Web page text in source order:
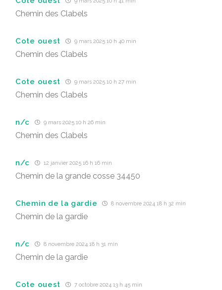
Chemin des Clabels
Cote ouest 9 mars 2025 10 h 40 min
Chemin des Clabels
Cote ouest 9 mars 2025 10 h 27 min
Chemin des Clabels
n/c 9 mars 2025 10 h 26 min
Chemin des Clabels
n/c 12 janvier 2025 16 h 16 min
Chemin de la grande cosse 34450
Chemin de la gardie 8 novembre 2024 18 h 32 min
Chemin de la gardie
n/c 8 novembre 2024 18 h 31 min
Chemin de la gardie
Cote ouest 7 octobre 2024 13 h 45 min